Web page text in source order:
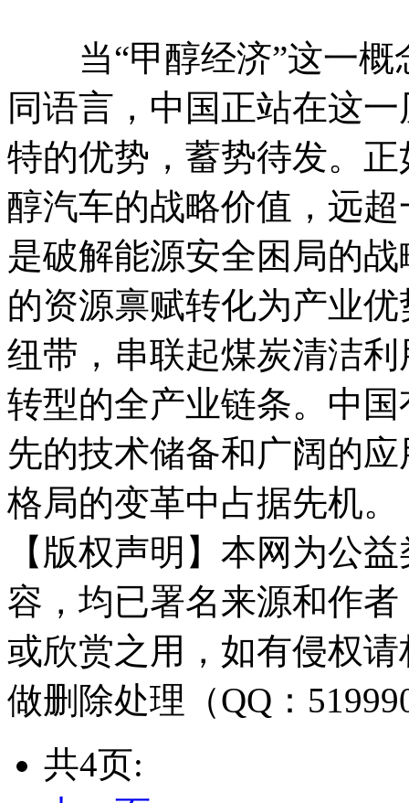
当“甲醇经济”这一概
同语言，中国正站在这
特的优势，蓄势待发。
醇汽车的战略价值，远
是破解能源安全困局的
的资源禀赋转化为产业
纽带，串联起煤炭清洁
转型的全产业链条。中
先的技术储备和广阔的
格局的变革中占据先机。
【版权声明】本网为公
容，均已署名来源和作
或欣赏之用，如有侵权
做删除处理（QQ：
共4页: